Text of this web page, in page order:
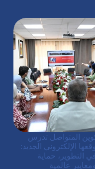
المتواصل تدرس
الإلكتروني الجديد:
في التطوير، حماية
عالمية